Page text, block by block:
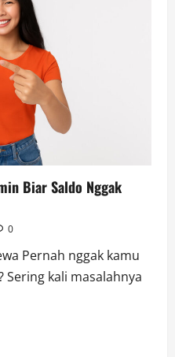
Biar Saldo Nggak
0
Pernah nggak kamu
Sering kali masalahnya